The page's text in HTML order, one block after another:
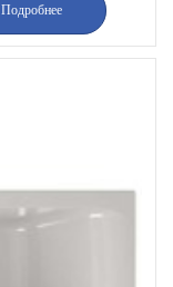
Подробнее